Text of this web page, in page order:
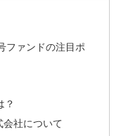
ファンドの注目ポ
？
会社について